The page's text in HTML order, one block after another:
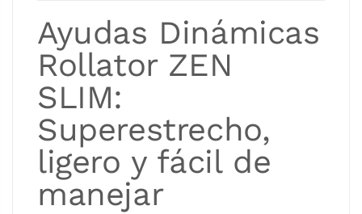
Ayudas Dinámicas
Rollator ZEN
SLIM:
Superestrecho,
ligero y fácil de
manejar